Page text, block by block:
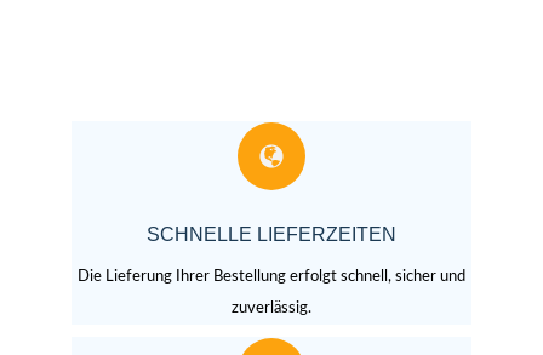
SCHNELLE LIEFERZEITEN
Die Lieferung Ihrer Bestellung erfolgt schnell, sicher und
zuverlässig.